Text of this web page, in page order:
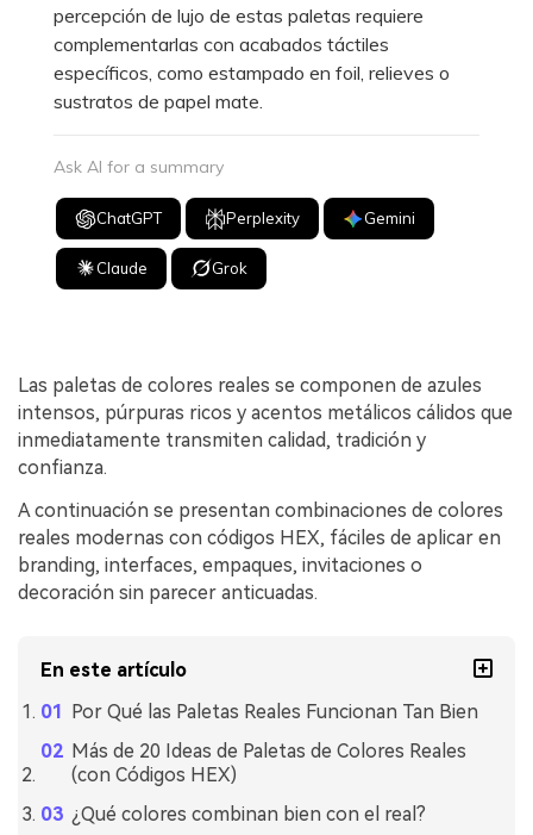
percepción de lujo de estas paletas requiere
complementarlas con acabados táctiles
específicos, como estampado en foil, relieves o
sustratos de papel mate.
Ask AI for a summary
ChatGPT Perplexity Gemini
Claude Grok
Las paletas de colores reales se componen de azules
intensos, púrpuras ricos y acentos metálicos cálidos que
inmediatamente transmiten calidad, tradición y
confianza.
A continuación se presentan combinaciones de colores
reales modernas con códigos HEX, fáciles de aplicar en
branding, interfaces, empaques, invitaciones o
decoración sin parecer anticuadas.
En este artículo
Por Qué las Paletas Reales Funcionan Tan Bien
Más de 20 Ideas de Paletas de Colores Reales
(con Códigos HEX)
¿Qué colores combinan bien con el real?